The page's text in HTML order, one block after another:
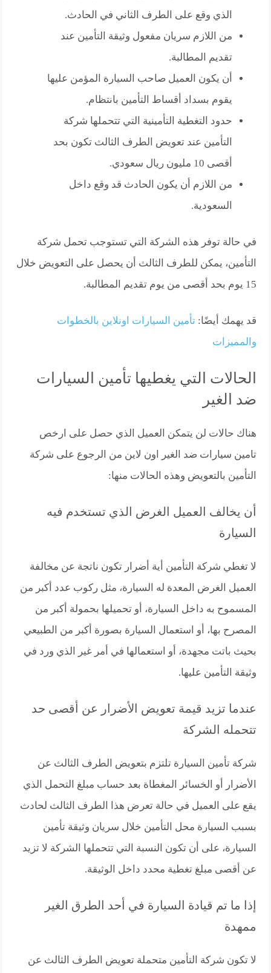
الذي وقع على الطرف الثاني في الحادث.
من اللازم سريان مفعول وثيقة التأمين عند
تقديم المطالبة.
أن يكون العميل صاحب السيارة المؤمن عليها
يقوم بسداد أقساط التأمين بانتظام.
حدود التغطية التأمينية التي تتحملها شركة
التأمين عند تعويض الطرف الثالث تكون بحد
أقصى 10 مليون ريال سعودي.
من اللازم أن يكون الحادث قد وقع داخل
السعودية.
في حالة توفر هذه الشركة التي تستوجب تحمل شركة
التأمين، يمكن للطرف الثالث أن يحصل على التعويض خلال
15 يوم بحد أقصى من يوم تقديم المطالبة.
قد يهمك أيضًا:تأمين السيارات اونلاين بالخطوات
والمميزات
الحالات التي يغطيها تأمين السيارات
ضد الغير
هناك حالات لن يتمكن العميل الذي حصل على ارخص
تامين سيارات ضد الغير اون لاين من الرجوع على شركة
التأمين بالتعويض وهذه الحالات منها:
أن يخالف العميل الغرض الذي تستخدم فيه
السيارة
لا تغطي شركة التأمين أية أضرار تكون ناتجة عن مخالفة
العميل الغرض المعدة له السيارة، مثل ركوب عدد أكبر من
المسموح به داخل السيارة، أو تحميلها بحمولة أكبر من
المصرح بها، أو استعمال السيارة بصورة أكبر من الطبيعي
بحيث باتت مجهدة، أو استعمالها في أمر غير الذي ورد في
وثيقة التأمين عليها.
عندما تزيد قيمة تعويض الأضرار عن أقصى حد
تتحمله الشركة
شركة تأمين السيارة تلتزم بتعويض الطرف الثالث عن
الأضرار أو الخسائر المغطاة بعد حساب مبلغ التحمل الذي
يقع على العميل في حالة تعرض هذا الطرف الثالث لحادث
بسبب السيارة محل التأمين خلال سريان وثيقة تأمين
السيارة، على أن تكون النسبة التي تتحملها الشركة لا تزيد
عن أقصى مبلغ تغطية محدد داخل الوثيقة.
إذا ما تم قيادة السيارة في أحد الطرق الغير
ممهدة
لا تكون شركة التأمين متحملة تعويض الطرف الثالث عن